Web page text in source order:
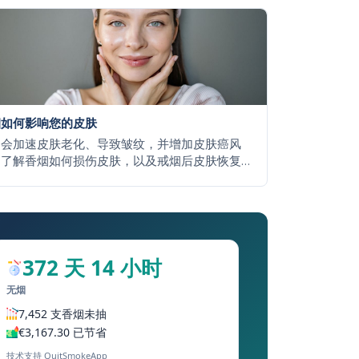
何影响您的皮肤
加速皮肤老化、导致皱纹，并增加皮肤癌风
解香烟如何损伤皮肤，以及戒烟后皮肤恢复
372 天 14 小时
无烟
7,452 支香烟未抽
€3,167.30 已节省
技术支持 QuitSmokeApp